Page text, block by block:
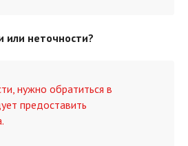
или неточности?
нужно обратиться в
предоставить